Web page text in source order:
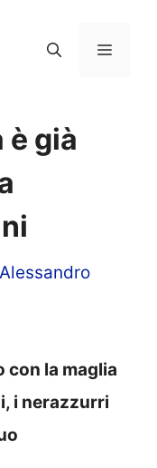
Menu
è già
Alessandro
con la maglia
i nerazzurri